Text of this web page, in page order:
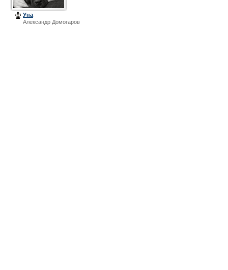
Уна
Александр Домогаров